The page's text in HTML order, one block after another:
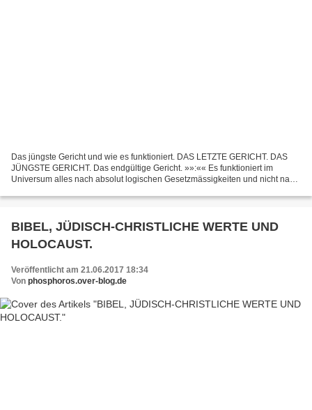
Das jüngste Gericht und wie es funktioniert. DAS LETZTE GERICHT. DAS
JÜNGSTE GERICHT. Das endgültige Gericht. »»:«« Es funktioniert im
Universum alles nach absolut logischen Gesetzmässigkeiten und nicht nach
BIBEL, JÜDISCH-CHRISTLICHE WERTE UND
HOLOCAUST.
Veröffentlicht am 21.06.2017 18:34
Von phosphoros.over-blog.de